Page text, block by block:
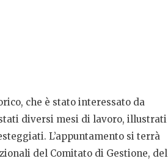
che è stato interessato da
diversi mesi di lavoro, illustrati
L’appuntamento si terrà
del Comitato di Gestione, del